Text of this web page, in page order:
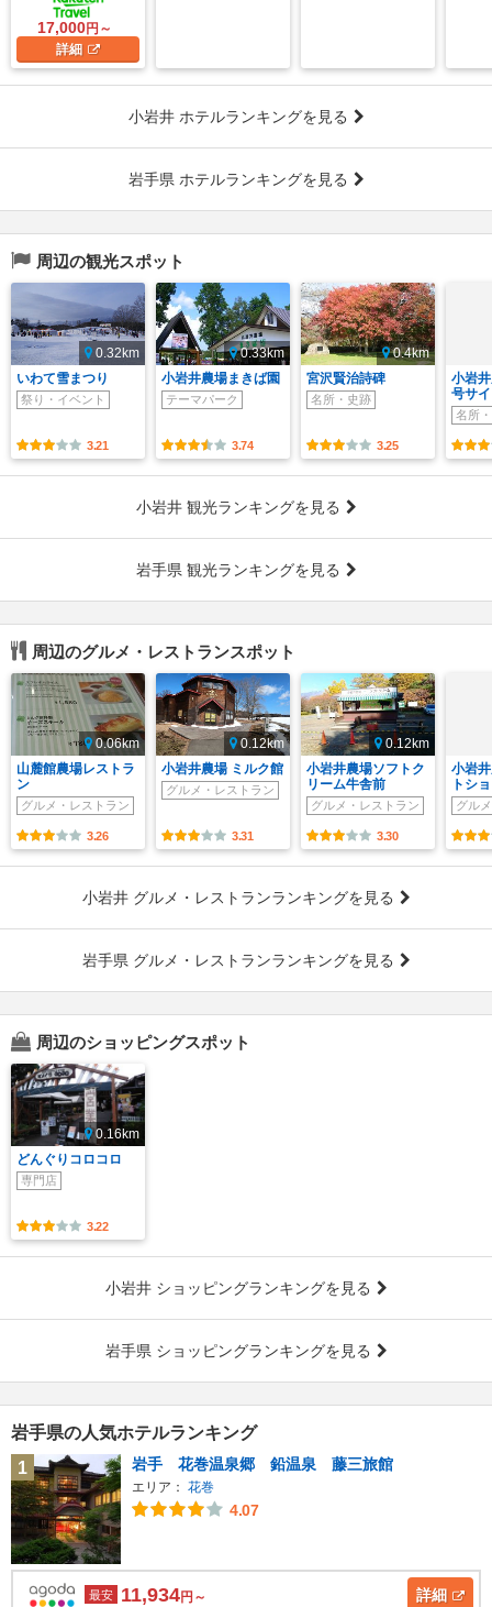
17,000円～
詳細
小岩井 ホテルランキングを見る
岩手県 ホテルランキングを見る
周辺の観光スポット
0.32km
いわて雪まつり
祭り・イベント
3.21
0.33km
小岩井農場まきば園
テーマパーク
3.74
0.4km
宮沢賢治詩碑
名所・史跡
3.25
小岩
号サ
名所
小岩井 観光ランキングを見る
岩手県 観光ランキングを見る
周辺のグルメ・レストランスポット
0.06km
山麓館農場レストラ
ン
グルメ・レストラン
3.26
0.12km
小岩井農場 ミルク館
グルメ・レストラン
3.31
0.12km
小岩井農場ソフトク
リーム牛舎前
グルメ・レストラン
3.30
小岩
トシ
グル
小岩井 グルメ・レストランランキングを見る
岩手県 グルメ・レストランランキングを見る
周辺のショッピングスポット
0.16km
どんぐりコロコロ
専門店
3.22
小岩井 ショッピングランキングを見る
岩手県 ショッピングランキングを見る
岩手県の人気ホテルランキング
1
岩手 花巻温泉郷 鉛温泉 藤三旅館
エリア： 花巻
4.07
最安 11,934円～ 詳細